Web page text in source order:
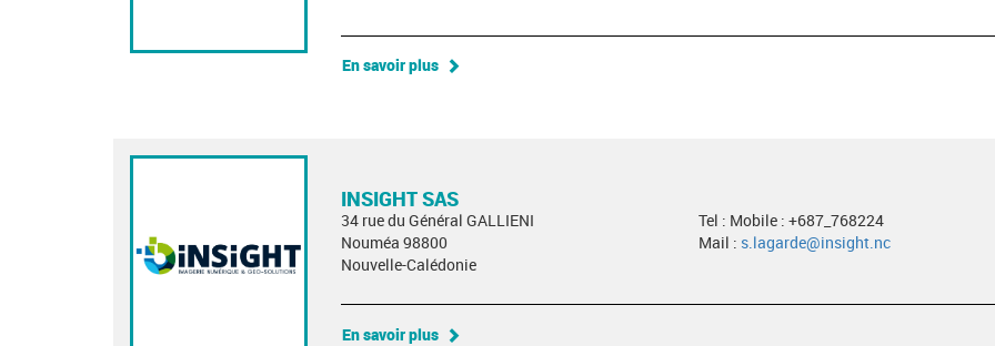
En savoir plus
INSIGHT SAS
34 rue du Général GALLIENI
Nouméa 98800
Nouvelle-Calédonie
Tel : Mobile : +687_768224
Mail : s.lagarde@insight.nc
En savoir plus